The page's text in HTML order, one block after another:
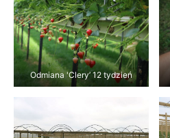
Odmiana 'Clery’ 12 tydzień